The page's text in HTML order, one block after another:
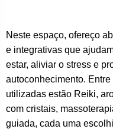
Neste espaço, ofereço
e integrativas que
estar, aliviar o stress e
autoconhecimento.
utilizadas estão Reiki,
com cristais,
guiada, cada uma